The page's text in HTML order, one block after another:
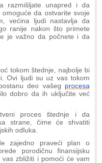
razmišljate unapred i da
da ostvarite svoje
većina ljudi nastavlja da
ranije nakon što primete
je važno da počnete i da
tokom štednje, najbolje bi
Ovi ljudi su uz vas tokom
deo vašeg procesa
dobro da ih uključite već
proces štednje i da
strane, čime će shvatiti
odluka.
zajedno praveći plan o
porodičnu finansijsku
zbližiti i pomoći će vam